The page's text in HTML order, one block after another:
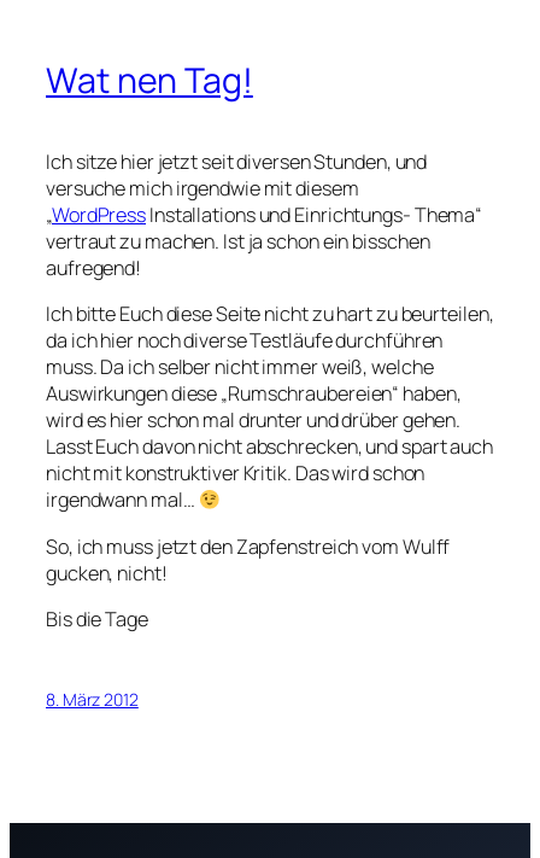
Wat nen Tag!
Ich sitze hier jetzt seit diversen Stunden, und
versuche mich irgendwie mit diesem
„WordPressInstallations und Einrichtungs- Thema“
vertraut zu machen. Ist ja schon ein bisschen
aufregend!
Ich bitte Euch diese Seite nicht zu hart zu beurteilen,
da ich hier noch diverse Testläufe durchführen
muss. Da ich selber nicht immer weiß, welche
Auswirkungen diese „Rumschraubereien“ haben,
wird es hier schon mal drunter und drüber gehen.
Lasst Euch davon nicht abschrecken, und spart auch
nicht mit konstruktiver Kritik. Das wird schon
irgendwann mal…
So, ich muss jetzt den Zapfenstreich vom Wulff
gucken, nicht!
Bis die Tage
8. März 2012